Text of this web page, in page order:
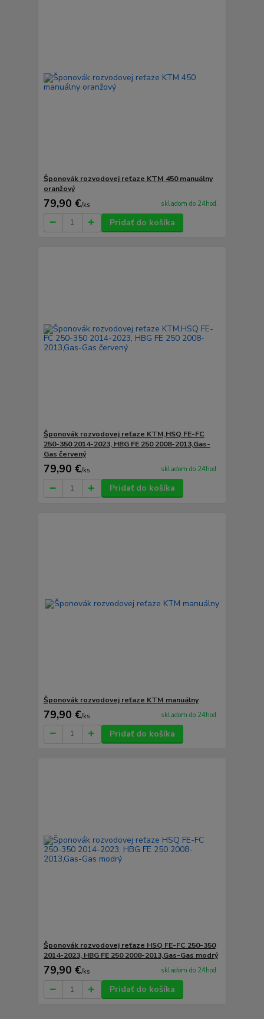
Šponovák rozvodovej reťaze KTM 450 manuálny
oranžový
79,90 €/ks skladom do 24hod.
Pridať do košíka
Šponovák rozvodovej reťaze KTM,HSQ FE-FC
250-350 2014-2023, HBG FE 250 2008-2013,Gas-
Gas červený
79,90 €/ks skladom do 24hod.
Pridať do košíka
Šponovák rozvodovej reťaze KTM manuálny
79,90 €/ks skladom do 24hod.
Pridať do košíka
Šponovák rozvodovej reťaze HSQ FE-FC 250-350
2014-2023, HBG FE 250 2008-2013,Gas-Gas modrý
79,90 €/ks skladom do 24hod.
Pridať do košíka